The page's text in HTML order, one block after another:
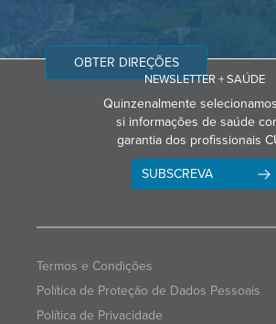
OBTER DIREÇÕES
NEWSLETTER + SAÚDE
Quinzenalmente
si informações de saúde
garantia dos profissionais
SUBSCREVA
Termos e Condições
Política de Proteção de Dados Pessoais
Política de Privacidade